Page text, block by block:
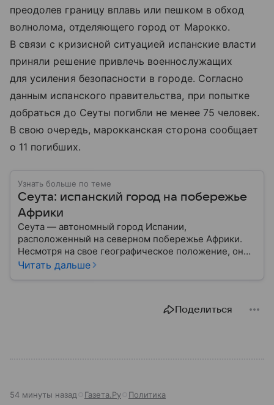
преодолев границу вплавь или пешком в обход
волнолома, отделяющего город от Марокко.
В связи с кризисной ситуацией испанские власти
приняли решение привлечь военнослужащих
для усиления безопасности в городе. Согласно
данным испанского правительства, при попытке
добраться до Сеуты погибли не менее 75 человек.
В свою очередь, марокканская сторона сообщает
о 11 погибших.
Узнать больше по теме
Сеута: испанский город на побережье
Африки
Сеута — автономный город Испании,
расположенный на северном побережье Африки.
Несмотря на свое географическое положение, он
остается частью Испании и Европейского союза.
анклавов на африканском континенте: собрали о
Читать дальше
Поделиться
54 минуты назад Газета.Ру Политика